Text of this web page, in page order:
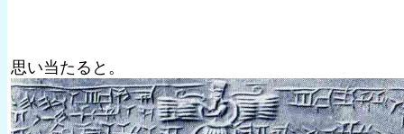
思い当たると。